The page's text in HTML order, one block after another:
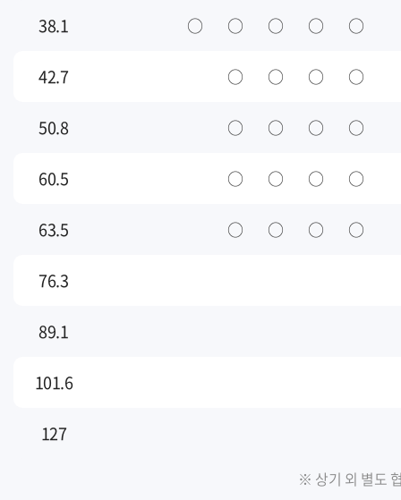
38.1 ○ ○ ○ ○ ○
42.7 ○ ○ ○ ○
50.8 ○ ○ ○ ○
60.5 ○ ○ ○ ○
63.5 ○ ○ ○ ○
76.3
89.1
101.6
127
※ 상기 외 별도